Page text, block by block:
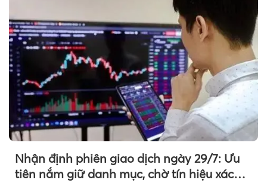
Nhận định phiên giao dịch ngày 29/7: Ưu
tiên nắm giữ danh mục, chờ tín hiệu xác